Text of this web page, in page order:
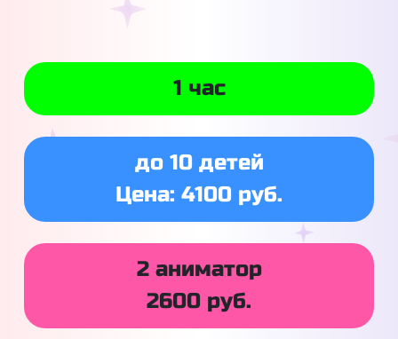
1 час
до 10 детей
Цена: 4100 руб.
2 аниматор
2600 руб.